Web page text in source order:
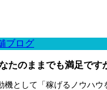
ブログ
たのままでも満足です
機として「稼げるノウハウ